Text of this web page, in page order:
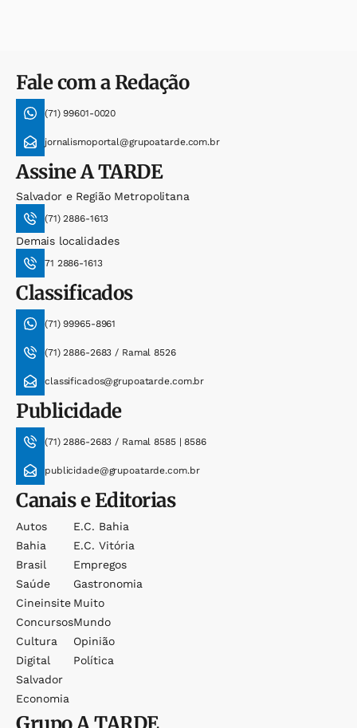
Fale com a Redação
(71) 99601-0020
jornalismoportal@grupoatarde.com.br
AssineA TARDE
Salvador e Região Metropolitana
(71) 2886-1613
Demais localidades
71 2886-1613
Classificados
(71) 99965-8961
(71) 2886-2683 / Ramal 8526
classificados@grupoatarde.com.br
Publicidade
(71) 2886-2683 / Ramal 8585 | 8586
publicidade@grupoatarde.com.br
Canais e Editorias
Autos
Bahia
Brasil
Saúde
Cineinsite
Concursos
Cultura
Digital
Salvador
Economia
E.c. Bahia
E.c. Vitória
Empregos
Gastronomia
Muito
Mundo
Opinião
Política